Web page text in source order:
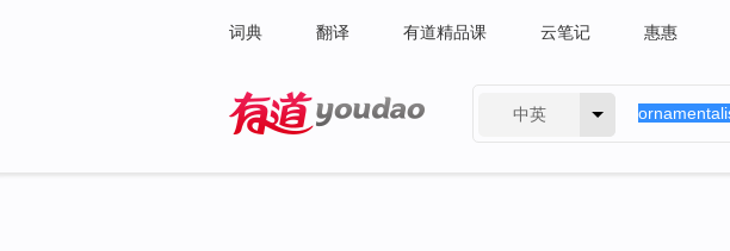
词典 翻译 有道精品课 云笔记 惠惠
中英